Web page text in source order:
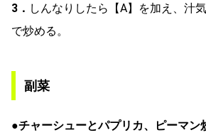
3． しんなりしたら【A】を加え、汁
で炒める。
副菜
●チャーシューとパプリカ、ピーマン